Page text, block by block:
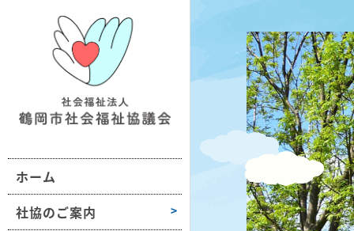
ホーム
社協のご案内
社協について
織図・沿革
1学区
3学区
4学区
域の福祉活動支援
ランティア活動支援
齢者や障害のある方への支援
護保険サービス
業所情報
種様式
ラセンだより